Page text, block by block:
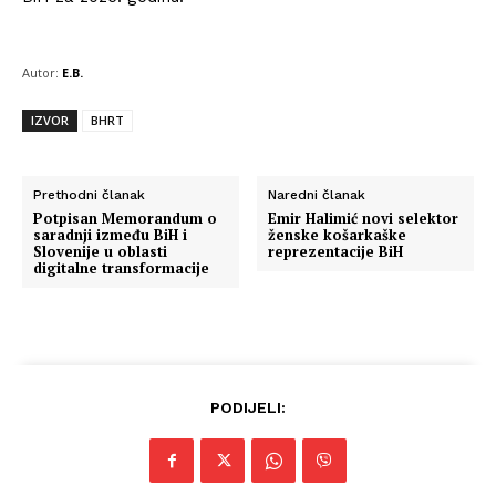
Autor: E.B.
IZVOR BHRT
Prethodni članak
Potpisan Memorandum o
saradnji između BiH i
Slovenije u oblasti
digitalne transformacije
Naredni članak
Emir Halimić novi selektor
ženske košarkaške
reprezentacije BiH
PODIJELI: